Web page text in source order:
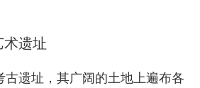
术遗址
古遗址，其广阔的土地上遍布各